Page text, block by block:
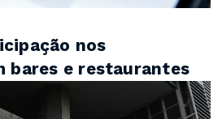
nos
bares e restaurantes